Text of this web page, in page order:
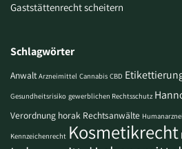
Gaststättenrecht scheitern
Schlagwörter
Anwalt Arzneimittel Cannabis CBD
Gesundheitsrisiko gewerblichen Rechtsschutz
Verordnung horak Rechtsanwälte
Kennzeichenrecht Kosmetikrecht